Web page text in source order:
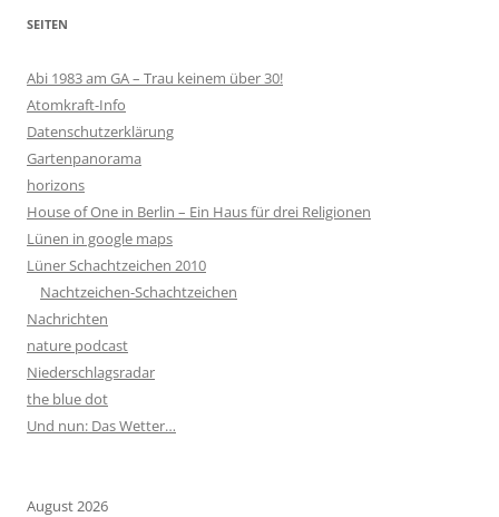
SEITEN
Abi 1983 am GA – Trau keinem über 30!
Atomkraft-Info
Datenschutzerklärung
Gartenpanorama
horizons
House of One in Berlin – Ein Haus für drei Religionen
Lünen in google maps
Lüner Schachtzeichen 2010
Nachtzeichen-Schachtzeichen
Nachrichten
nature podcast
Niederschlagsradar
the blue dot
Und nun: Das Wetter…
August 2026